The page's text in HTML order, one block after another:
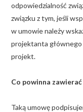
odpowiedzialność
związku z tym, jeśli
w umowie należy
projektanta głównego
projekt.
Co powinna
Taką umowę